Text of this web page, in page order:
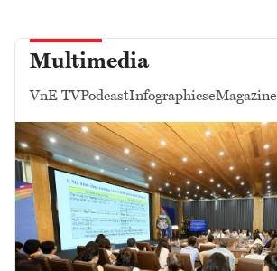
Multimedia
VnE TVPodcastInfographicseMagazine